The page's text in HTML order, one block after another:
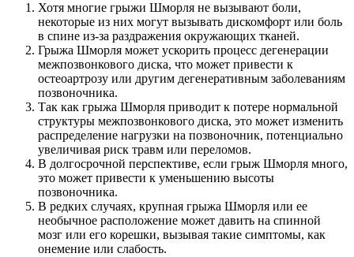
Хотя многие грыжи Шморля не вызывают боли,
некоторые из них могут вызывать дискомфорт или боль
в спине из-за раздражения окружающих тканей.
Грыжа Шморля может ускорить процесс дегенерации
межпозвонкового диска, что может привести к
остеоартрозу или другим дегенеративным заболеваниям
позвоночника.
Так как грыжа Шморля приводит к потере нормальной
структуры межпозвонкового диска, это может изменить
распределение нагрузки на позвоночник, потенциально
увеличивая риск травм или переломов.
В долгосрочной перспективе, если грыж Шморля много,
это может привести к уменьшению высоты
позвоночника.
В редких случаях, крупная грыжа Шморля или ее
необычное расположение может давить на спинной
мозг или его корешки, вызывая такие симптомы, как
онемение или слабость.